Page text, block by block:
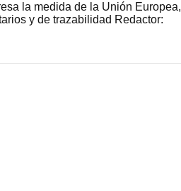
la medida de la Unión Europea,
y de trazabilidad Redactor: